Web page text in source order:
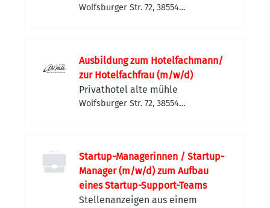
Wolfsburger Str. 72, 38554
Ausbildung zum Hotelfachmann/
zur Hotelfachfrau (m/w/d)
Privathotel alte mühle
Wolfsburger Str. 72, 38554
Startup-Managerinnen / Startup-
Manager (m/w/d) zum Aufbau
eines Startup-Support-Teams
Stellenanzeigen aus einem